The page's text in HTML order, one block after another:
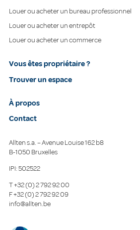
Louer ou acheter un bureau professionnel
Louer ou acheter un entrepôt
Louer ou acheter un commerce
Vous êtes propriétaire ?
Trouver un espace
À propos
Contact
Allten s.a. – Avenue Louise 162 b8
B-1050 Bruxelles
IPI: 502522
T+32 (0) 2 792 92 00
F+32 (0) 2 792 92 09
info@allten.be